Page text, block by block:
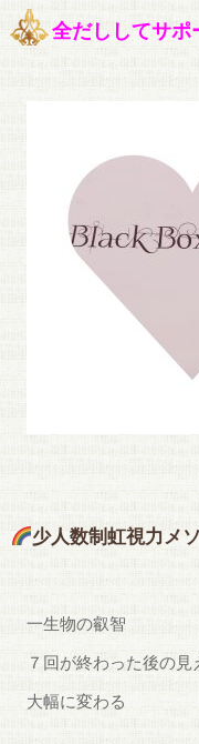
全だししてサ
少人数制虹視力メ
一生物の叡智
７回が終わった後の見
大幅に変わる